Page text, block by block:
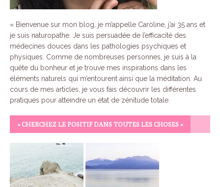
« Bienvenue sur mon blog, je m’appelle Caroline, j’ai 35 ans et
je suis naturopathe. Je suis persuadée de l’efficacité des
médecines douces dans les pathologies psychiques et
physiques. Comme de nombreuses personnes, je suis à la
quête du bonheur et je trouve mes inspirations dans les
éléments naturels qui m’entourent ainsi que la méditation. Au
cours de mes articles, je vous fais découvrir les différentes
pratiques pour atteindre un état de zénitude totale.
« CHERCHEZ LE POSITIF DANS TOUTES LES CHOSES »